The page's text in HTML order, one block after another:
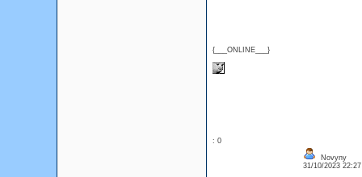
{___ONLINE___}
: 0
Novyny
31/10/2023